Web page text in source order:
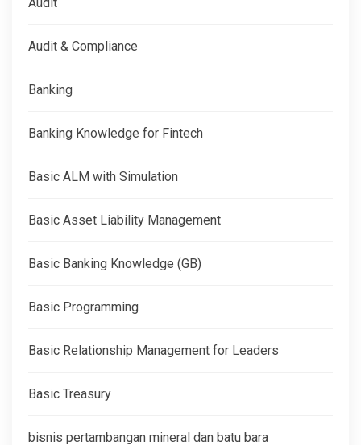
Audit & Compliance
Banking
Banking Knowledge for Fintech
Basic ALM with Simulation
Basic Asset Liability Management
Basic Banking Knowledge (GB)
Basic Programming
Basic Relationship Management for Leaders
Basic Treasury
bisnis pertambangan mineral dan batu bara